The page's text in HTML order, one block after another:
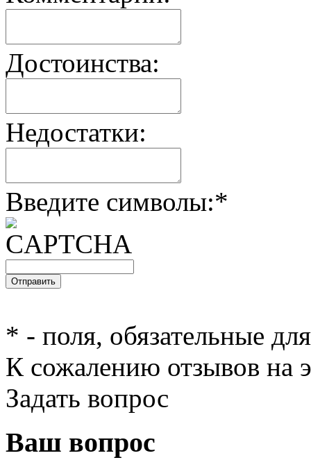
Достоинства:
Недостатки:
Введите символы:*
* - поля, обязательные
К сожалению отзывов на
Задать вопрос
Ваш вопрос